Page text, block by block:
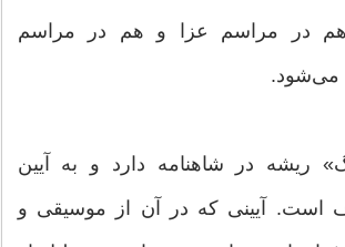
هم در مراسم عزا و هم در مراسم
می‌شود.
ریشه در شاهنامه دارد و به آیین
است. آیینی که در آن از موسیقی و